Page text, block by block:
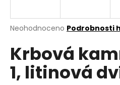
Průměrné
produktu
je
0,0
Neohodnoceno Podrobnosti
Krbová
1, litinová
j
t
?